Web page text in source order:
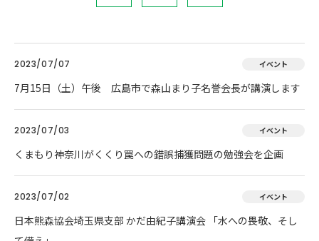
2023/07/07 イベント
7月15日（土）午後 広島市で森山まり子名誉会長が講演します
2023/07/03 イベント
くまもり神奈川がくくり罠への錯誤捕獲問題の勉強会を企画
2023/07/02 イベント
日本熊森協会埼玉県支部 かだ由紀子講演会 「水への畏敬、そし